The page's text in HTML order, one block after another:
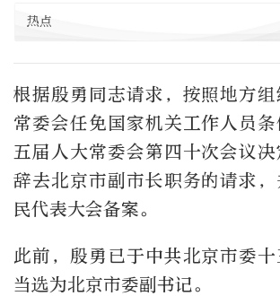
热点
根据殷勇同志请求，按照地方
常委会任免国家机关工作人员
五届人大常委会第四十次会议
辞去北京市副市长职务的请求
民代表大会备案。
此前，殷勇已于中共北京市委
当选为北京市委副书记。